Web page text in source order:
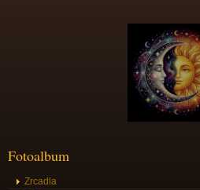
Fotoalbum
Zrcadla